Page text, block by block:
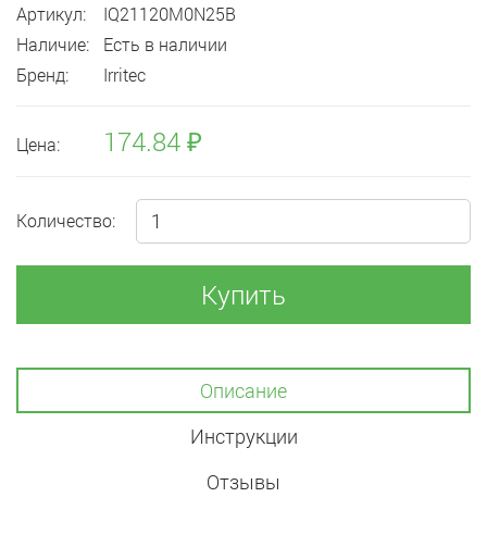
Артикул:
IQ21120M0N25B
Наличие:
Есть в наличии
Бренд:
Irritec
Цена: 174.84 ₽
Количество:
Купить
Описание
Инструкции
Отзывы